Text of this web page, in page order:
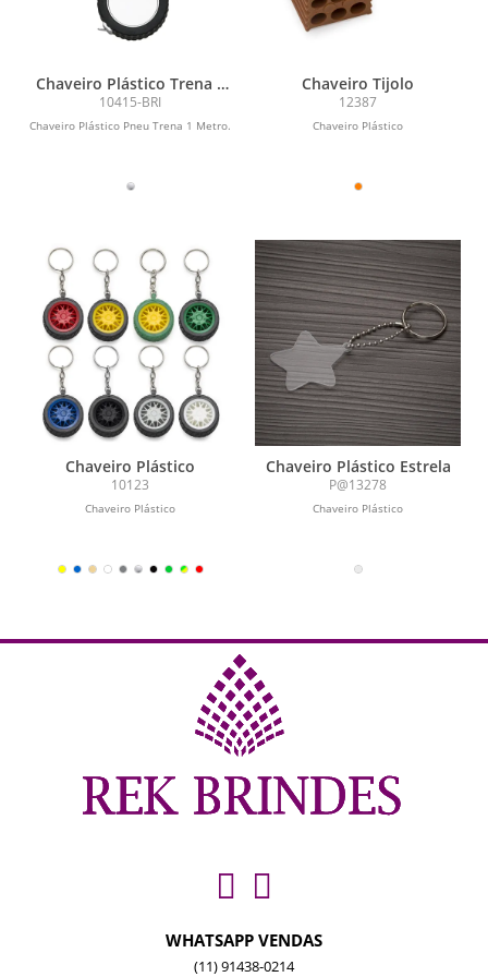
Chaveiro Plástico Trena 1
Metro
10415-BRI
Chaveiro Plástico Pneu Trena 1 Metro.
Chaveiro Tijolo
12387
Chaveiro Plástico
Chaveiro Plástico
10123
Chaveiro Plástico
Chaveiro Plástico Estrela
P@13278
Chaveiro Plástico
WHATSAPP VENDAS
(11) 91438-0214